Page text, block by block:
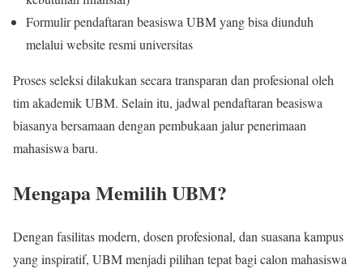
Formulir pendaftaran beasiswa UBM yang bisa diunduh
melalui website resmi universitas
Proses seleksi dilakukan secara transparan dan profesional oleh
tim akademik UBM. Selain itu, jadwal pendaftaran beasiswa
biasanya bersamaan dengan pembukaan jalur penerimaan
mahasiswa baru.
Mengapa Memilih UBM?
Dengan fasilitas modern, dosen profesional, dan suasana kampus
yang inspiratif, UBM menjadi pilihan tepat bagi calon mahasiswa